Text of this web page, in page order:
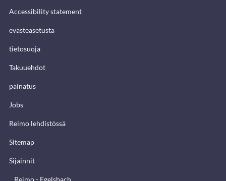
Accessibility statement
evästeasetusta
tietosuoja
Takuuehdot
painatus
Jobs
Reimo lehdistössä
Sitemap
Sijainnit
Reimo - Egelsbach